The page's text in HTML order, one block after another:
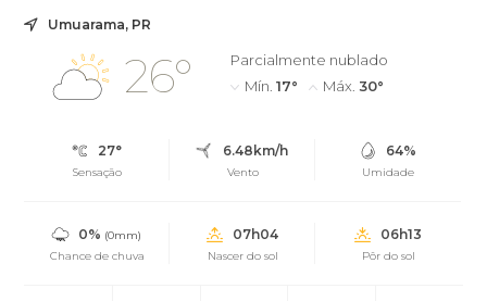
Umuarama, PR
26°
Parcialmente nublado
Mín. 17° Máx. 30°
27°
Sensação
6.48km/h
Vento
64%
Umidade
0% (0mm)
Chance de chuva
07h04
Nascer do sol
06h13
Pôr do sol